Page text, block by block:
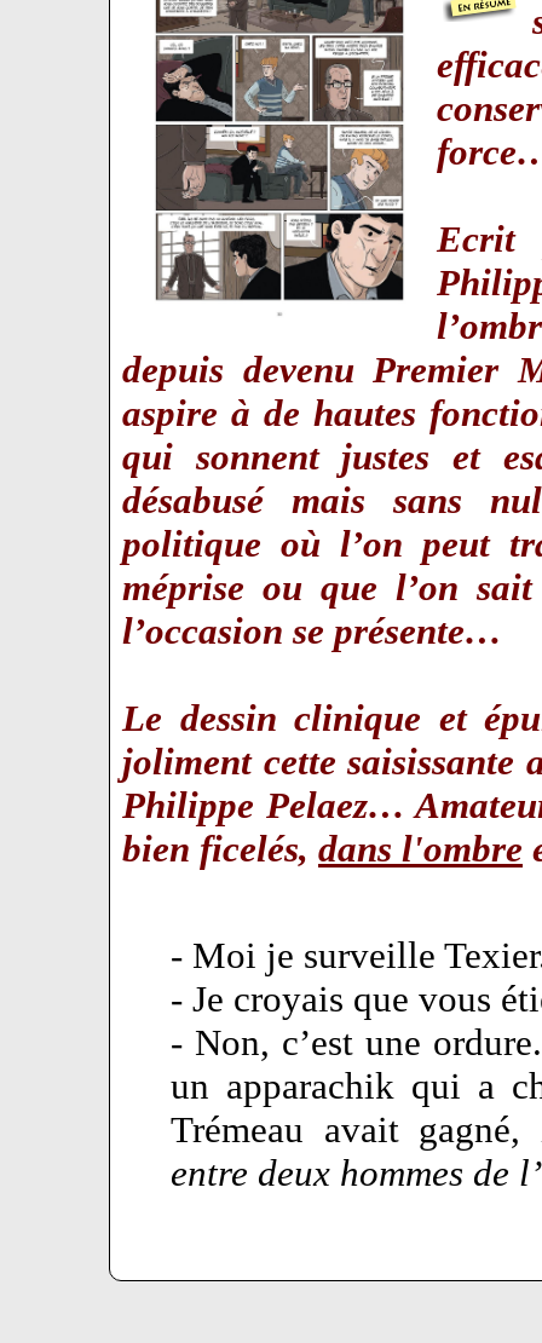
Ecrit
depuis devenu Premier
aspire à de hautes
qui sonnent justes et
désabusé mais sans
politique où l’on peut
méprise ou que l’on
l’occasion se présente…
Le dessin clinique et
joliment cette saisissante
Philippe Pelaez…
bien ficelés, dans l'ombre
- Moi je surveille
- Je croyais que vous
- Non, c’est une
un apparachik qui a
Trémeau avait
entre deux hommes de